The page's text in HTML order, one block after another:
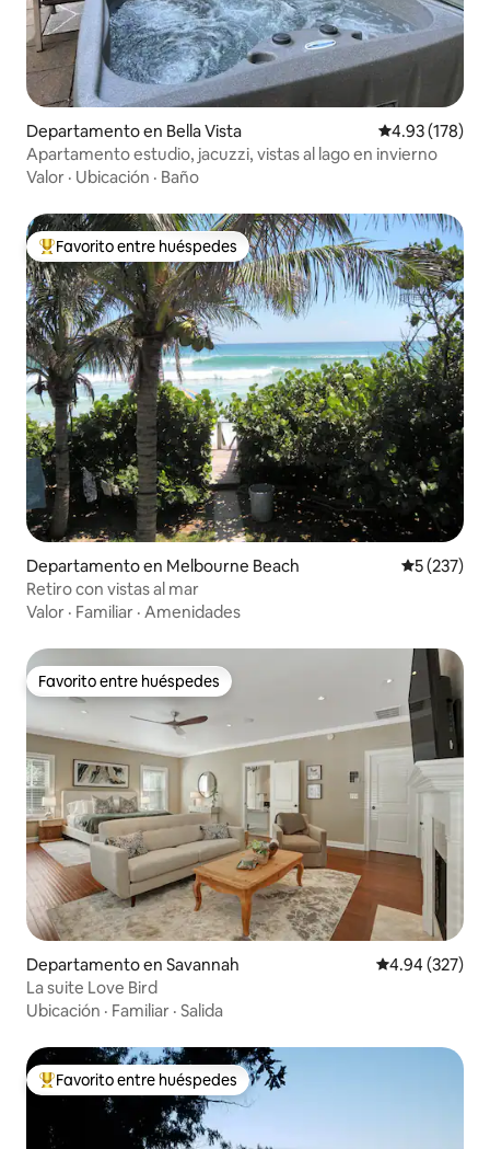
Departamento en Bella Vista Calificación
4.93 (178)
Apartamento estudio, jacuzzi, vistas al lago en invierno
Valor · Ubicación · Baño
De los mejores en Favorito entre huéspedes
Favorito entre huéspedes
Departamento en Melbourne Beach
5 (237)
Retiro con vistas al mar
Valor · Familiar · Amenidades
Favorito entre huéspedes
Favorito entre huéspedes
Departamento en Savannah Calificación
4.94 (327)
La suite Love Bird
Ubicación · Familiar · Salida
De los mejores en Favorito entre huéspedes
Favorito entre huéspedes